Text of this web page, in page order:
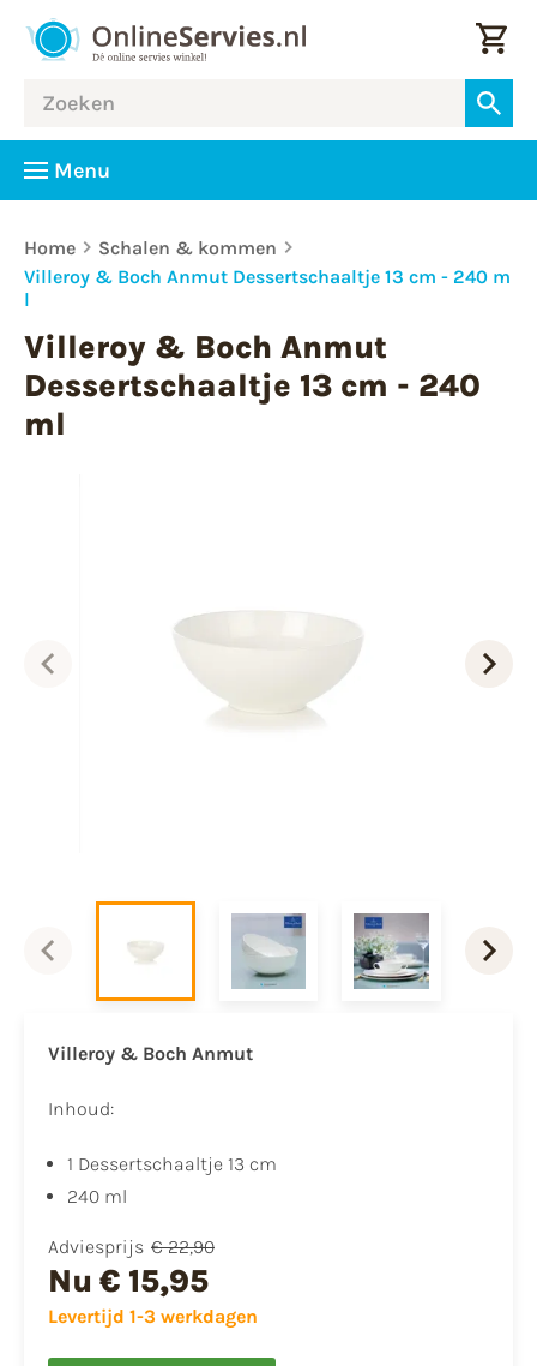
Menu
Home
Schalen & kommen
Villeroy & Boch Anmut Dessertschaaltje 13 cm - 240 m
l
Villeroy & Boch Anmut
Dessertschaaltje 13 cm - 240
ml
Villeroy & Boch Anmut
Inhoud:
1 Dessertschaaltje 13 cm
240 ml
Adviesprijs € 22,90
Nu € 15,95
Levertijd 1-3 werkdagen